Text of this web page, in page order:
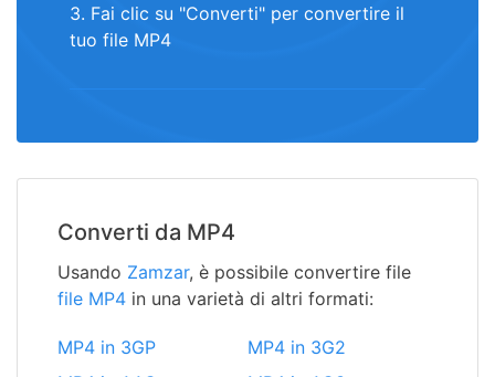
3. Fai clic su "Converti" per convertire il
tuo file MP4
Converti da MP4
Usando Zamzar, è possibile convertire file
file MP4 in una varietà di altri formati:
MP4 in 3GP
MP4 in 3G2